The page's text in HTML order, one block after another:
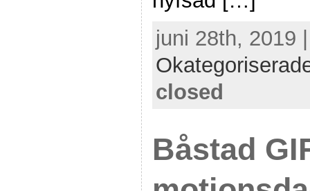
juni 28th, 2019
closed
Båstad